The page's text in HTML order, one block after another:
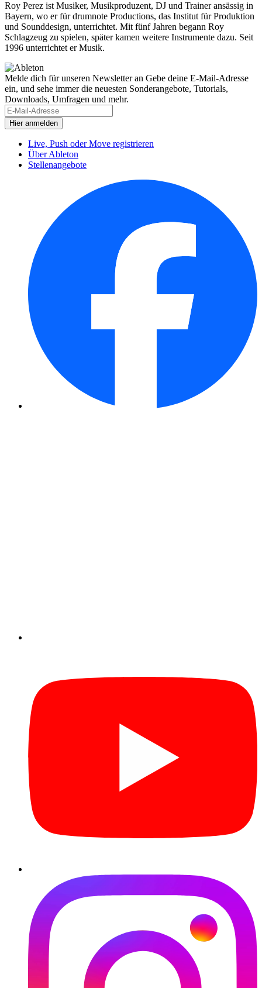
Roy Perez ist Musiker, Musikproduzent, DJ und Trainer ansässig in
Bayern, wo er für drumnote Productions, das Institut für Produktion
und Sounddesign, unterrichtet. Mit fünf Jahren begann Roy
Schlagzeug zu spielen, später kamen weitere Instrumente dazu. Seit
1996 unterrichtet er Musik.
Melde dich für unseren Newsletter an Gebe deine E-Mail-Adresse
ein, und sehe immer die neuesten Sonderangebote, Tutorials,
Downloads, Umfragen und mehr.
Live, Push oder Move registrieren
Über Ableton
Stellenangebote